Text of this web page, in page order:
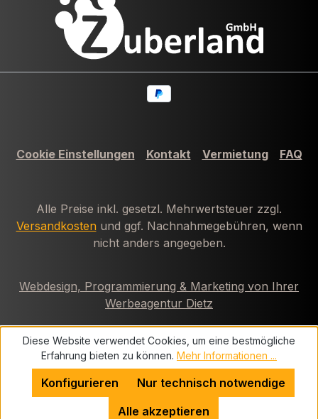
Cookie Einstellungen Kontakt Vermietung FAQ
Alle Preise inkl. gesetzl. Mehrwertsteuer zzgl.
Versandkosten und ggf. Nachnahmegebühren, wenn
nicht anders angegeben.
Webdesign, Programmierung & Marketing von Ihrer
Werbeagentur Dietz
Diese Website verwendet Cookies, um eine bestmögliche
Erfahrung bieten zu können. Mehr Informationen ...
Nur technisch notwendige
Konfigurieren
Alle akzeptieren